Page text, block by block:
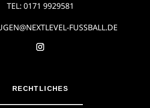
TEL: 0171 9929581
FUSSBALL.DE
RECHTLICHES